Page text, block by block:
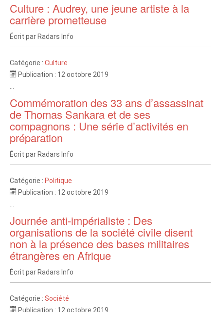
Culture : Audrey, une jeune artiste à la
carrière prometteuse
Écrit par Radars Info
Catégorie : Culture
Publication : 12 octobre 2019
Commémoration des 33 ans d’assassinat
de Thomas Sankara et de ses
compagnons : Une série d’activités en
préparation
Écrit par Radars Info
Catégorie : Politique
Publication : 12 octobre 2019
Journée anti-impérialiste : Des
organisations de la société civile disent
non à la présence des bases militaires
étrangères en Afrique
Écrit par Radars Info
Catégorie : Société
Publication : 12 octobre 2019